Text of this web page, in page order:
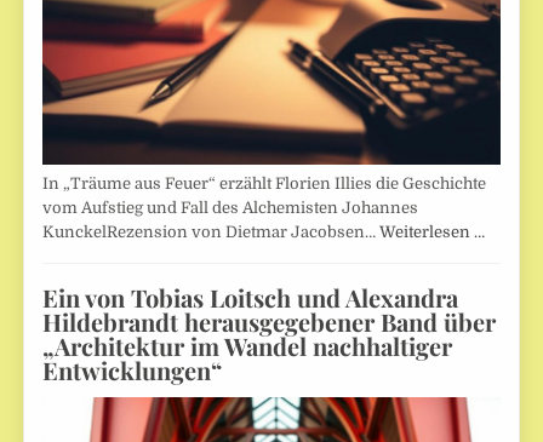
In „Träume aus Feuer“ erzählt Florien Illies die Geschichte
vom Aufstieg und Fall des Alchemisten Johannes
KunckelRezension von Dietmar Jacobsen…Weiterlesen …
Ein von Tobias Loitsch und Alexandra
Hildebrandt herausgegebener Band über
„Architektur im Wandel nachhaltiger
Entwicklungen“